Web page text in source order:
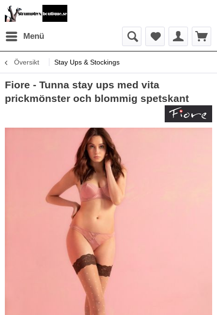
Menü
Översikt Stay Ups & Stockings
Fiore - Tunna stay ups med vita
prickmönster och blommig spetskant